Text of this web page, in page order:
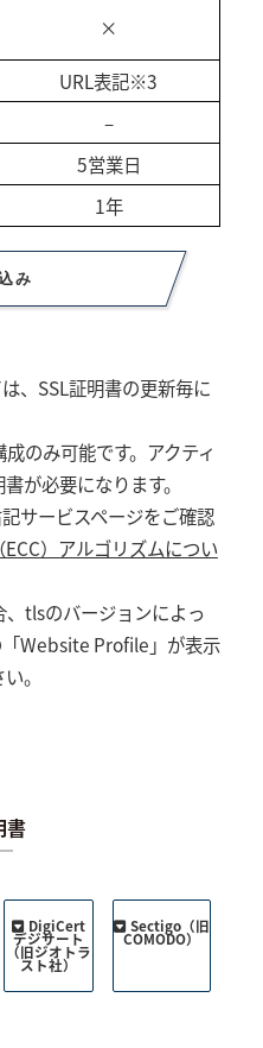
×
URL表記※3
–
5営業日
1年
み
、SSL証明書の更新毎に
のみ可能です。アクティ
が必要になります。
サービスページをご確認
）アルゴリズムについ
tlsのバージョンによっ
Website Profile」が表示
。
書
DigiCert
デジサート
（旧ジオトラ
スト社）
Sectigo（旧
COMODO）